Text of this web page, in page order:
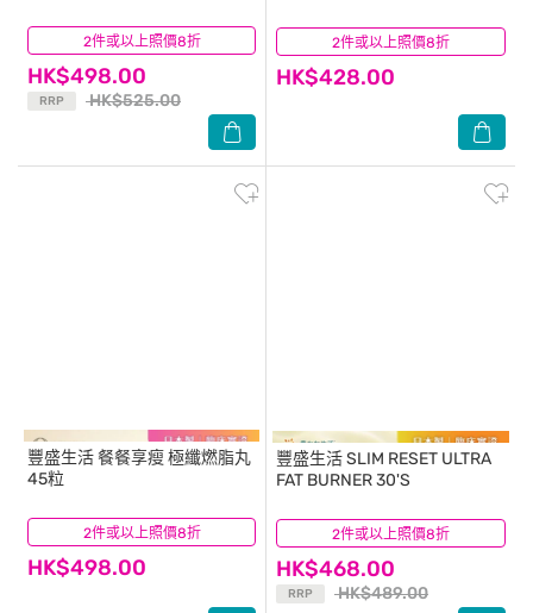
2件或以上照價8折
HK$498.00
RRP HK$525.00
(82) 2件或以上照價8折
HK$428.00
(10)
2件或以上照價8折
豐盛生活餐餐享瘦 極纖燃脂丸
45粒
HK$498.00
(8) 2件或以上照價8折
豐盛生活SLIM RESET ULTRA
FAT BURNER 30'S
HK$468.00
RRP HK$489.00
(29)